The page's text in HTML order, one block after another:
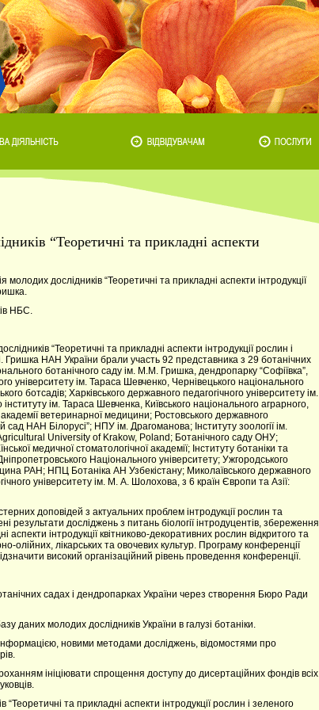
“Теоретичні та прикладні аспекти
дослідників “Теоретичні та прикладні аспекти інтродукції
НБС.
“Теоретичні та прикладні аспекти інтродукції рослин і
НАН України брали участь 92 представника з 29 ботанічних
ботанічного саду ім. М.М. Гришка, дендропарку “Софіївка”,
університету ім. Тараса Шевченко, Чернівецького національного
ботсадів; Харківського державного педагогічного університету ім.
ім. Тараса Шевченка, Київського національного аграрного,
ветеринарної медицини; Ростовського державного
НАН Білорусі”; НПУ ім. Драгоманова; Інституту зоології ім.
University of Krakow, Poland; Ботанічного саду ОНУ;
медичної стоматологічної академії; Інституту ботаніки та
Національного університету; Ужгородського
РАН; НПЦ Ботаніка АН Узбекістану; Миколаївського державного
університету ім. М. А. Шолохова, з 6 країн Європи та Азії:
доповідей з актуальних проблем інтродукції рослин та
результати досліджень з питань біології інтродуцентів, збереження
інтродукції квітниково-декоративних рослин відкритого та
олійних, лікарських та овочевих культур. Програму конференції
високий організаційний рівень проведення конференції.
садах і дендропарках України через створення Бюро Ради
даних молодих дослідників України в галузі ботаніки.
новими методами досліджень, відомостями про
ініціювати спрощення доступу до дисертаційних фондів всіх
та прикладні аспекти інтродукції рослин і зеленого